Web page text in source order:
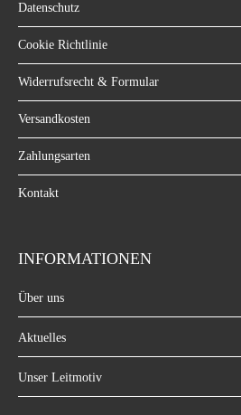
Datenschutz
Cookie Richtlinie
Widerrufsrecht & Formular
Versandkosten
Zahlungsarten
Kontakt
INFORMATIONEN
Über uns
Aktuelles
Unser Leitmotiv